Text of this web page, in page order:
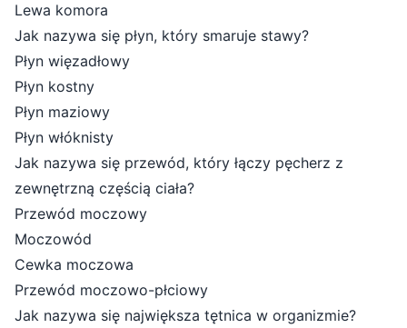
Lewa komora
Jak nazywa się płyn, który smaruje stawy?
Płyn więzadłowy
Płyn kostny
Płyn maziowy
Płyn włóknisty
Jak nazywa się przewód, który łączy pęcherz z
zewnętrzną częścią ciała?
Przewód moczowy
Moczowód
Cewka moczowa
Przewód moczowo-płciowy
Jak nazywa się największa tętnica w organizmie?